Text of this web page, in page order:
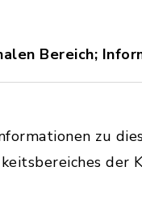
Bereich;
zu
der